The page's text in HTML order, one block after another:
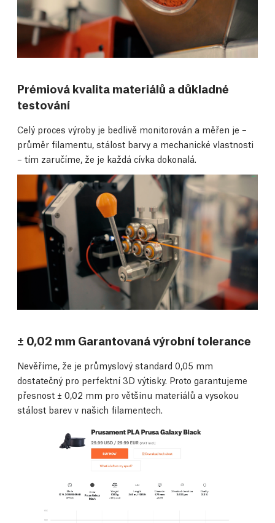
Prémiová kvalita materiálů a důkladné
testování
Celý proces výroby je bedlivě monitorován a měřen je –
průměr filamentu, stálost barvy a mechanické vlastnosti
– tím zaručíme, že je každá cívka dokonalá.
± 0,02 mm Garantovaná výrobní tolerance
Nevěříme, že je průmyslový standard 0,05 mm
dostatečný pro perfektní 3D výtisky. Proto garantujeme
přesnost ± 0,02 mm pro většinu materiálů a vysokou
stálost barev v našich filamentech.